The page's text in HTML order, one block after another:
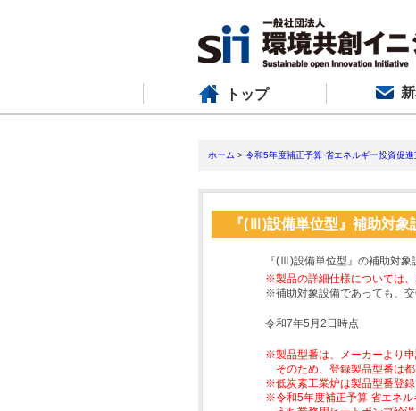
トップ
ホーム > 令和5年度補正予算 省エネルギー投資促
『(Ⅲ)設備単位型』補助対象
『(Ⅲ)設備単位型』の補助対象
※製品の詳細仕様については、
※補助対象設備であっても、交
令和7年5月2日時点
※製品型番は、メーカーより申
そのため、登録製品型番は
※低炭素工業炉は製品型番登録
※令和5年度補正予算 省エネ